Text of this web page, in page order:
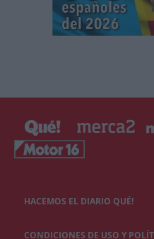
HACEMOS EL DIARIO QUÉ!
CONDICIONES DE USO Y